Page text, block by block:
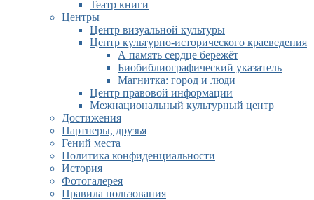
Театр книги
Центры
Центр визуальной культуры
Центр культурно-исторического краеведения
А память сердце бережёт
Биобиблиографический указатель
Магнитка: город и люди
Центр правовой информации
Межнациональный культурный центр
Достижения
Партнеры, друзья
Гений места
Политика конфиденциальности
История
Фотогалерея
Правила пользования